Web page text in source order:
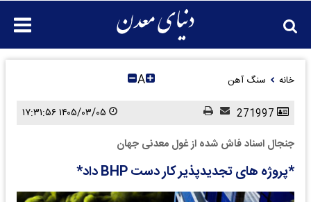
خانه سنگ آهن A
جنجال اسناد فاش شده از غول معدنی جهان
*پروژه های تجدیدپذیر کار دست BHP داد*